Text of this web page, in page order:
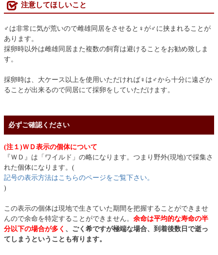
注意してほしいこと
♂は非常に気が荒いので雌雄同居をさせると♀が♂に挟まれることが
あります。
採卵時以外は雌雄同居また複数の飼育は避けることをお勧め致しま
す。
採卵時は、大ケース以上を使用いただければ♀は♂から十分に遠ざか
ることが出来るので同居にて採卵をしていただけます。
必ずご確認ください
(注１)ＷＤ表示の個体について
『ＷＤ』は「ワイルド」の略になります。つまり野外(現地)で採集さ
れた個体になります。(
記号の表示方法はこちらのページをご覧下さい。
)
この表示の個体は現地で生きていた期間を把握することができませ
んので余命を特定することができません。 余命は平均的な寿命の半
分以下の場合が多く 、ごく希ですが極端な場合、到着後数日で逝っ
てしまうということも有ります。